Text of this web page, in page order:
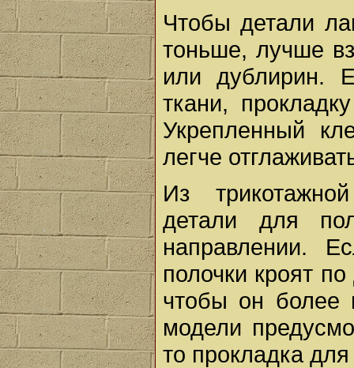
Чтобы детали
тоньше, лучше
или дублирин.
ткани,
Укрепленный
легче
Из
детали для
направлении.
полочки кроят
чтобы он более
модели
то прокладка